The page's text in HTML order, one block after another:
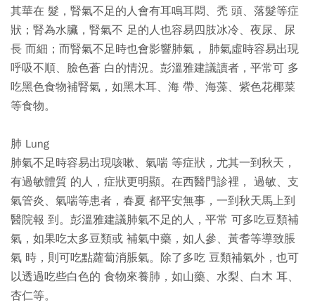
其華在 髮，腎氣不足的人會有耳鳴耳悶、禿 頭、落髮等症
狀；腎為水臟，腎氣不 足的人也容易四肢冰冷、夜尿、尿
長 而細；而腎氣不足時也會影響肺氣， 肺氣虛時容易出現
呼吸不順、臉色蒼 白的情況。彭溫雅建議讀者，平常可 多
吃黑色食物補腎氣，如黑木耳、海 帶、海藻、紫色花椰菜
等食物。
肺 Lung
肺氣不足時容易出現咳嗽、氣喘 等症狀，尤其一到秋天，
有過敏體質 的人，症狀更明顯。在西醫門診裡， 過敏、支
氣管炎、氣喘等患者，春夏 都平安無事，一到秋天馬上到
醫院報 到。彭溫雅建議肺氣不足的人，平常 可多吃豆類補
氣，如果吃太多豆類或 補氣中藥，如人參、黃耆等導致脹
氣 時，則可吃點蘿蔔消脹氣。除了多吃 豆類補氣外，也可
以透過吃些白色的 食物來養肺，如山藥、水梨、白木 耳、
杏仁等。